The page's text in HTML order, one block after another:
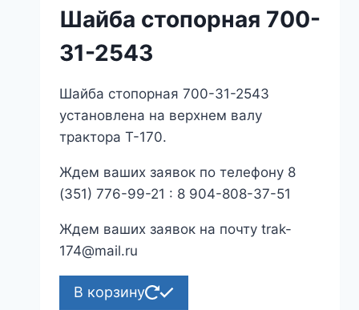
Шайба стопорная 700-
31-2543
Шайба стопорная 700-31-2543
установлена на верхнем валу
трактора Т-170.
Ждем ваших заявок по телефону 8
(351) 776-99-21 : 8 904-808-37-51
Ждем ваших заявок на почту trak-
174@mail.ru
В корзину